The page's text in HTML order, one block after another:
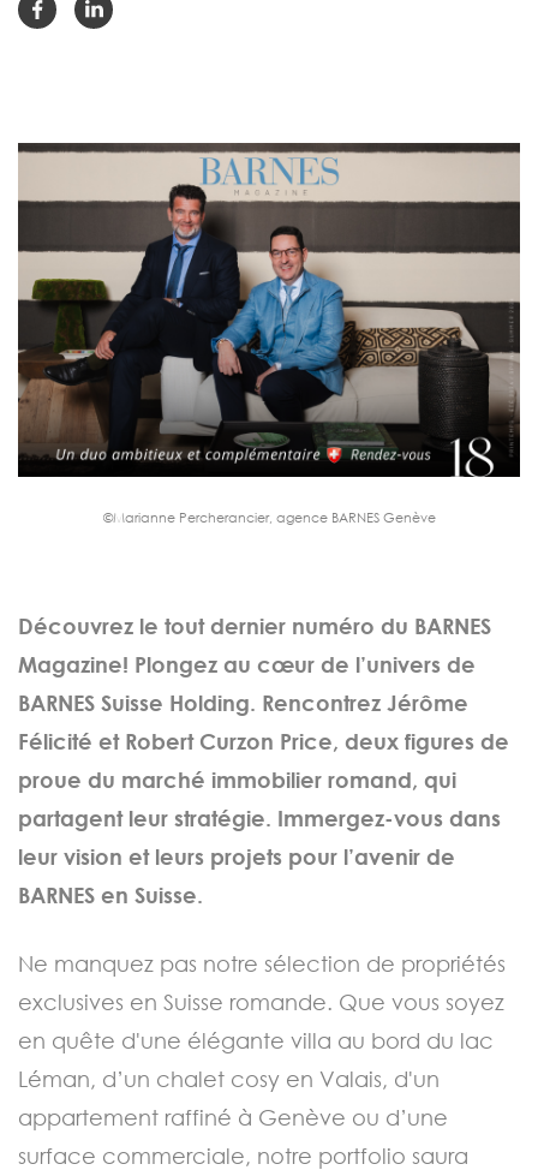
©Marianne Percherancier, agence BARNES Genève
Découvrez le tout dernier numéro du BARNES
Magazine! Plongez au cœur de l’univers de
BARNES Suisse Holding. Rencontrez Jérôme
Félicité et Robert Curzon Price, deux figures de
proue du marché immobilier romand, qui
partagent leur stratégie. Immergez-vous dans
leur vision et leurs projets pour l’avenir de
BARNES en Suisse.
Ne manquez pas notre sélection de propriétés
exclusives en Suisse romande. Que vous soyez
en quête d'une élégante villa au bord du lac
Léman, d’un chalet cosy en Valais, d'un
appartement raffiné à Genève ou d’une
surface commerciale, notre portfolio saura